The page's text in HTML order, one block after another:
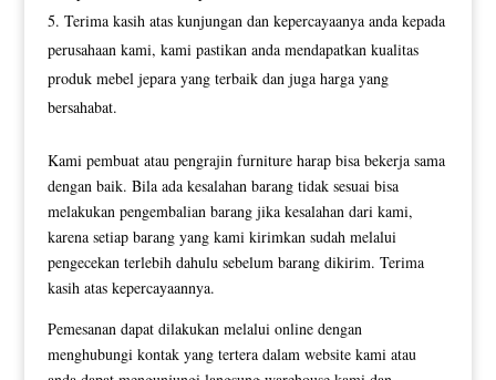
Terima kasih atas kunjungan dan kepercayaanya anda kepada
perusahaan kami, kami pastikan anda mendapatkan kualitas
produk mebel jepara yang terbaik dan juga harga yang
bersahabat.
Kami pembuat atau pengrajin furniture harap bisa bekerja sama
dengan baik. Bila ada kesalahan barang tidak sesuai bisa
melakukan pengembalian barang jika kesalahan dari kami,
karena setiap barang yang kami kirimkan sudah melalui
pengecekan terlebih dahulu sebelum barang dikirim. Terima
kasih atas kepercayaannya.
Pemesanan dapat dilakukan melalui online dengan
menghubungi kontak yang tertera dalam website kami atau